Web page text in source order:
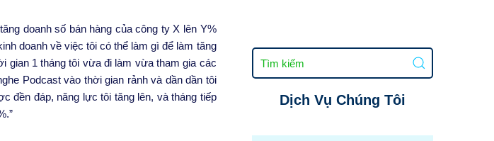
doanh số bán hàng của công ty X lên Y%
doanh về việc tôi có thể làm gì để làm tăng
gian 1 tháng tôi vừa đi làm vừa tham gia các
Podcast vào thời gian rảnhvà dần dần tôi
đền đáp, năng lực tôi tăng lên, và tháng tiếp
Dịch Vụ Chúng Tôi